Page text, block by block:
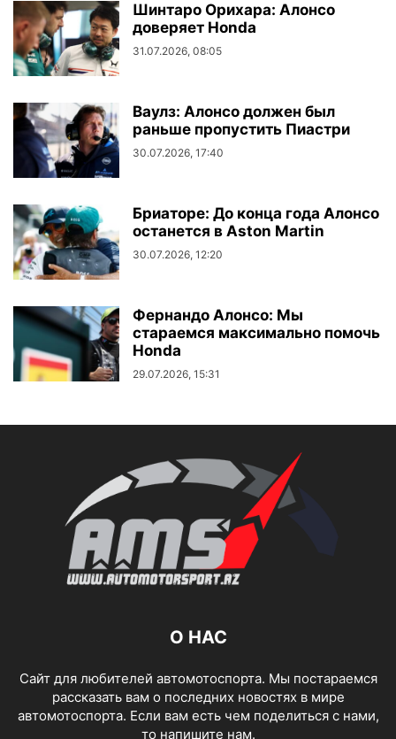
Шинтаро Орихара: Алонсо
доверяет Honda
31.07.2026, 08:05
Ваулз: Алонсо должен был
раньше пропустить Пиастри
30.07.2026, 17:40
Бриаторе: До конца года Алонсо
останется в Aston Martin
30.07.2026, 12:20
Фернандо Алонсо: Мы
стараемся максимально помочь
Honda
29.07.2026, 15:31
О НАС
Сайт для любителей автомотоспорта. Мы постараемся
рассказать вам о последних новостях в мире
автомотоспорта. Если вам есть чем поделиться с нами,
то напишите нам.